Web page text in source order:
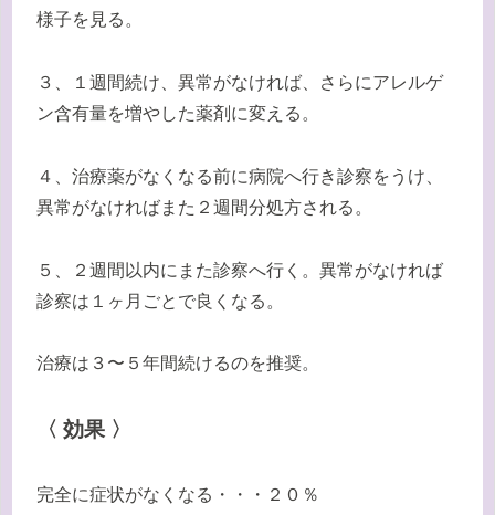
様子を見る。
３、１週間続け、異常がなければ、さらにアレルゲ
ン含有量を増やした薬剤に変える。
４、治療薬がなくなる前に病院へ行き診察をうけ、
異常がなければまた２週間分処方される。
５、２週間以内にまた診察へ行く。異常がなければ
診察は１ヶ月ごとで良くなる。
治療は３〜５年間続けるのを推奨。
〈 効果 〉
完全に症状がなくなる・・・２０％